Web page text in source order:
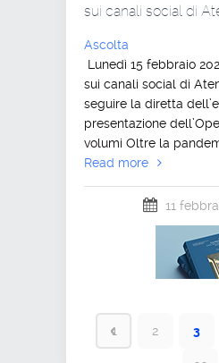
sui canali social di
Ascolta
Lunedì 15 febbraio
sui canali social di
seguire la diretta
presentazione
volumi Oltre la
Read more
11
1 2 3